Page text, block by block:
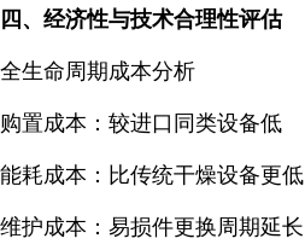
四、经济性与技术合理性评估
全生命周期成本分析
购置成本：较进口同类设备低
能耗成本：比传统干燥设备更低
维护成本：易损件更换周期延长